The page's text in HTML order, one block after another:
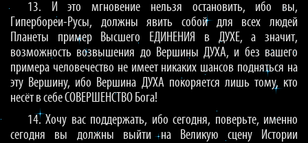
13. И это мгновение нельзя остановить, ибо вы,
Гипербореи-Русы, должны явить собой для всех людей
Планеты пример Высшего ЕДИНЕНИЯ в ДУХЕ, а значит,
возможность возвышения до Вершины ДУХА, и без вашего
примера человечество не имеет никаких шансов подняться на
эту Вершину, ибо Вершина ДУХА покоряется лишь тому, кто
несёт в себе СОВЕРШЕНСТВО Бога!
14. Хочу вас поддержать, ибо сегодня, поверьте, именно
сегодня вы должны выйти на Великую сцену Истории